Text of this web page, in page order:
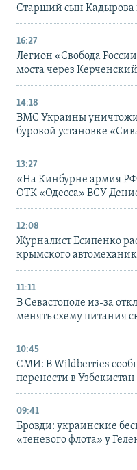
Старший сын Кадырова
16:27
Легион «Свобода
моста через
14:18
ВМС Украины
буровой установке
13:27
«На Кинбурне армия РФ
ОТК «Одесса» ВСУ
12:08
Журналист Есипенко
крымского
11:11
В Севастополе из-за
менять схему питания
10:45
СМИ: В Wildberries
перенести в Узбекистан
09:41
Бровди: украинские
«теневого флота» у